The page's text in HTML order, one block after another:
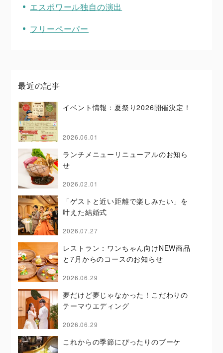
エスポワール独自の演出
フリーペーパー
最近の記事
イベント情報：夏祭り2026開催決定！
2026.06.01
ランチメニューリニューアルのお知ら
せ
2026.02.01
「ゲストと近い距離で楽しみたい」を
叶えた結婚式
2026.07.27
レストラン：ワンちゃん向けNEW商品
と7月からのコースのお知らせ
2026.06.29
夢だけど夢じゃなかった！こだわりの
テーマウエディング
2026.06.29
これからの季節にぴったりのブーケ